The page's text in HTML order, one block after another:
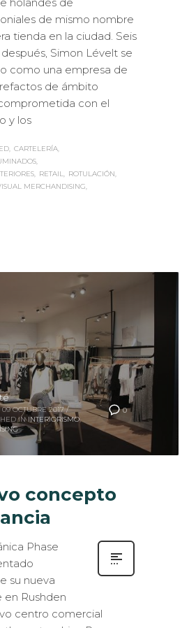
de mismo nombre
tienda en la ciudad. Seis
Simon Lévelt se
como una empresa de
de ámbito
con el
y los
MERCHANDISING
09 OCTUBRE 2017 /
IN INTERIORISMO,
concepto
su nueva
Rushden
centro comercial
Para su